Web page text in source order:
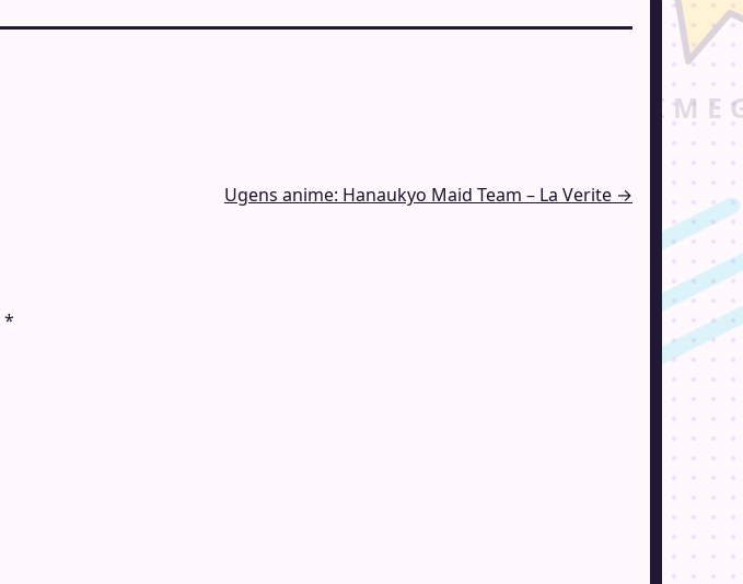
Ugens anime: Hanaukyo Maid Team – La Verite →
*